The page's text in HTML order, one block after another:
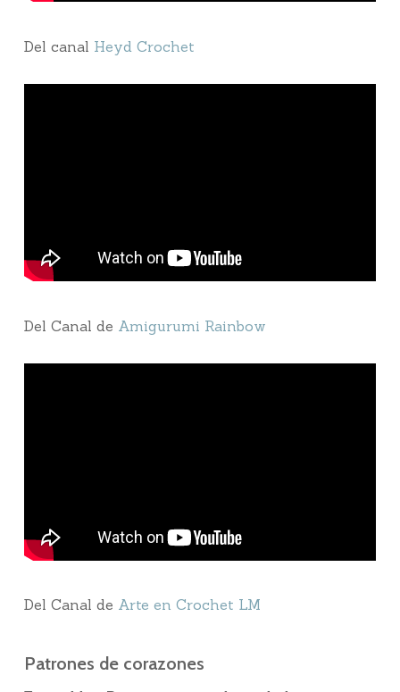
Del canal Heyd Crochet
Del Canal de Amigurumi Rainbow
Del Canal de Arte en Crochet LM
Patrones de corazones